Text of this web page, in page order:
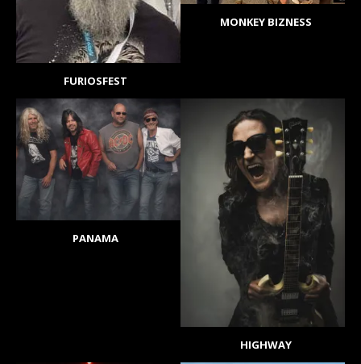
FURIOSFEST
MONKEY BIZNESS
PANAMA
HIGHWAY